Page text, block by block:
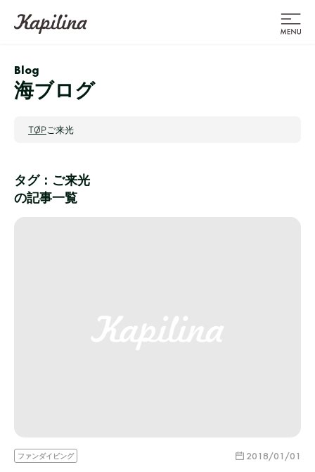
Blog
海ブログ
TOPご来光
タグ：ご来光
の記事一覧
ファンダイビング 2018/01/01